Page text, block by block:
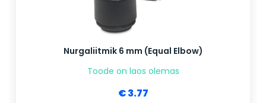
Nurgaliitmik 6 mm (Equal Elbow)
Toode on laos olemas
€ 3.77